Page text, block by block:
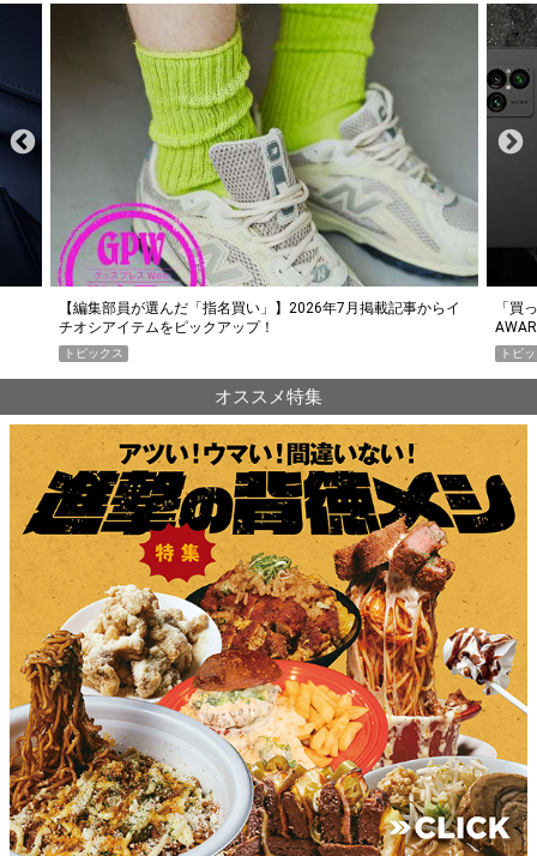
「買って損なし」の極上スマホ5選【GoodsPress 2026上半期
AWARD】
トピックス
薄着
PR
オススメ特集